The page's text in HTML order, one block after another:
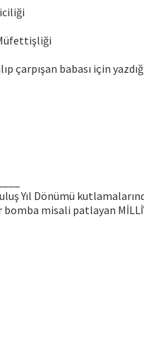
çarpışan babası için
Yıl Dönümü
misali patlayan